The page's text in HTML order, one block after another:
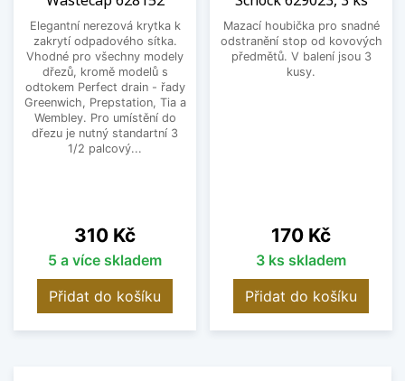
Elegantní nerezová krytka k
zakrytí odpadového sítka.
Vhodné pro všechny modely
dřezů, kromě modelů s
odtokem Perfect drain - řady
Greenwich, Prepstation, Tia a
Wembley. Pro umístění do
dřezu je nutný standartní 3
1/2 palcový...
Cena
310 Kč
5 a více skladem
Přidat do košíku
Mazací houbička pro snadné
odstranění stop od kovových
předmětů. V balení jsou 3
kusy.
Cena
170 Kč
3 ks skladem
Přidat do košíku